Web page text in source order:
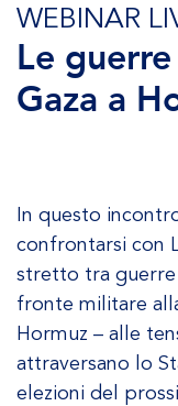
WEBINAR
Le
Gaza a
In questo
confrontarsi con
stretto tra
fronte militare
Hormuz – alle
attraversano lo
elezioni del